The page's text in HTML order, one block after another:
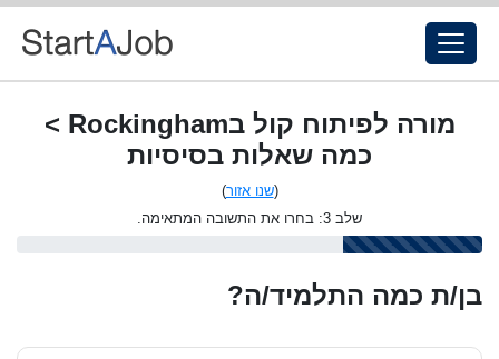
מורה לפיתוח קול בRockingham >
כמה שאלות בסיסיות
(שנו אזור)
שלב 3: בחרו את התשובה המתאימה.
בן/ת כמה התלמיד/ה?